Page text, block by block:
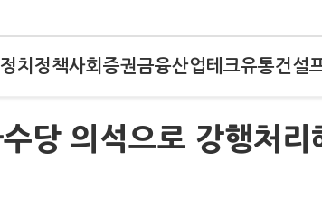
정치 정책사회 증권금융산업테크유통건설
당 의석으로 강행처리